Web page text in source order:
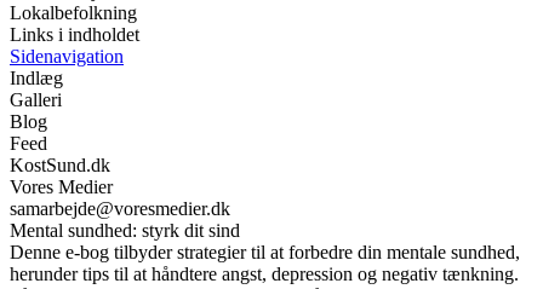
Lokalbefolkning
Links i indholdet
Sidenavigation
Indlæg
Galleri
Blog
Feed
KostSund.dk
Vores Medier
samarbejde@voresmedier.dk
Mental sundhed: styrk dit sind
Denne e-bog tilbyder strategier til at forbedre din mentale sundhed,
herunder tips til at håndtere angst, depression og negativ tænkning.